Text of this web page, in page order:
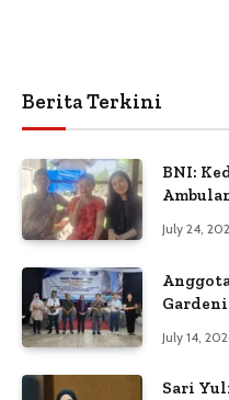
Berita Terkini
BNI:
July 24,
July 14,
Sari